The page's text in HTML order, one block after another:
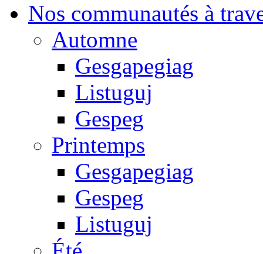
Nos communautés à
Automne
Gesgapegiag
Listuguj
Gespeg
Printemps
Gesgapegiag
Gespeg
Listuguj